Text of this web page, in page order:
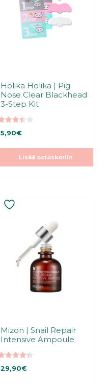
Holika Holika | Pig
Nose Clear Blackhead
3-Step Kit
5:stä
5,90€
Lisää ostoskoriin
Mizon | Snail Repair
Intensive Ampoule
4.35
5:stä
29,90€